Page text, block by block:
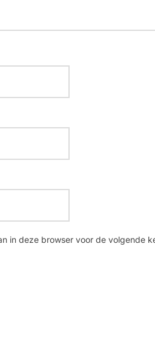
in deze browser voor de volgende